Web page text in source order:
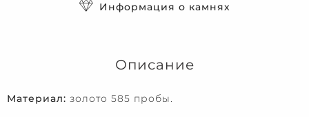
Информация о камнях
Описание
Материал: золото 585 пробы.